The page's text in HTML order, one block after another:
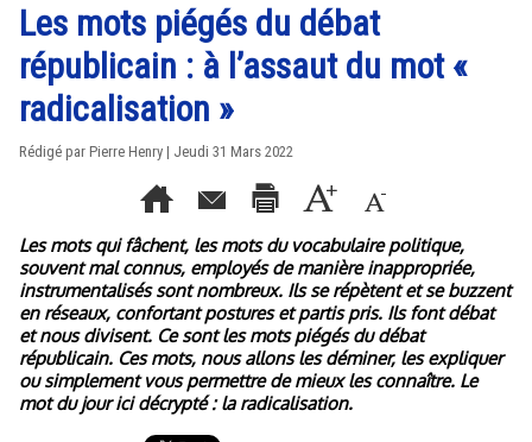
Les mots piégés du débat
républicain : à l’assaut du mot «
radicalisation »
Rédigé par Pierre Henry | Jeudi 31 Mars 2022
Les mots qui fâchent, les mots du vocabulaire politique,
souvent mal connus, employés de manière inappropriée,
instrumentalisés sont nombreux. Ils se répètent et se buzzent
en réseaux, confortant postures et partis pris. Ils font débat
et nous divisent. Ce sont les mots piégés du débat
républicain. Ces mots, nous allons les déminer, les expliquer
ou simplement vous permettre de mieux les connaître. Le
mot du jour ici décrypté : la radicalisation.